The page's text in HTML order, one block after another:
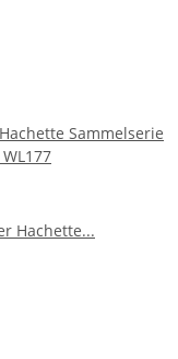
Sammelserie